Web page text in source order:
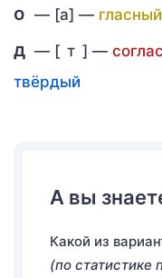
о — [а] — гласный
д — [ т ] —
твёрдый
А вы
Какой из
(по статистике